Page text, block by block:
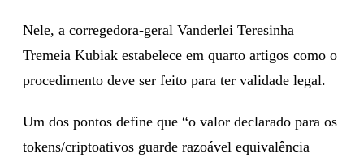
Nele, a corregedora-geral Vanderlei Teresinha
Tremeia Kubiak estabelece em quarto artigos como o
procedimento deve ser feito para ter validade legal.
Um dos pontos define que “o valor declarado para os
tokens/criptoativos guarde razoável equivalência